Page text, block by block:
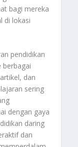
bagi mereka
di lokasi
pendidikan
berbagai
dan
sering
dengan gaya
daring
dan